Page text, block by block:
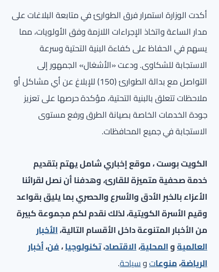
أكدت الوزارة استمرار فرق الطوارئ في متابعة البلاغات على
مدار الساعة واتخاذ الإجراءات اللازمة وفق الأولويات، مما
يسهم في الحفاظ على كفاءة البنية التحتية وسرعة
الاستجابة للشكاوى. ودعت «الأشغال» الجمهور إلى
التواصل مع بدالة الطوارئ (150) للإبلاغ عن أي مشاكل أو
ملاحظات تتعلق بالبنية التحتية، مؤكدة حرصها على تعزيز
جودة الخدمات الخاصة بصيانة الطرق ورفع مستوى
الاستجابة في جميع المحافظات.
الكويت بوست ، موقع إخباري شامل يهتم بتقديم
خدمة صحفية متميزة للقارئ، وهدفنا أن نصل لقرائنا
الأعزاء بالخبر الأدق والأسرع والحصري بما يليق بقواعد
وقيم الأسرة الكويتية، لذلك نقدم لكم مجموعة كبيرة
من الأخبار المتنوعة داخل الأقسام التالية،الأخبار
العالميةوالمحلية،الاقتصاد،تكنولوجيا،فن،أخبار
الرياضة،منوعاتوسياحة.